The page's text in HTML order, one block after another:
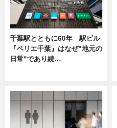
千葉駅とともに60年 駅ビル
『ペリエ千葉』はなぜ"地元の
日常"であり続…